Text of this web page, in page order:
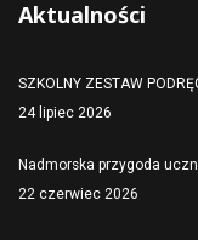
Aktualności
SZKOLNY ZESTAW
24 lipiec 2026
Nadmorska przygoda
22 czerwiec 2026